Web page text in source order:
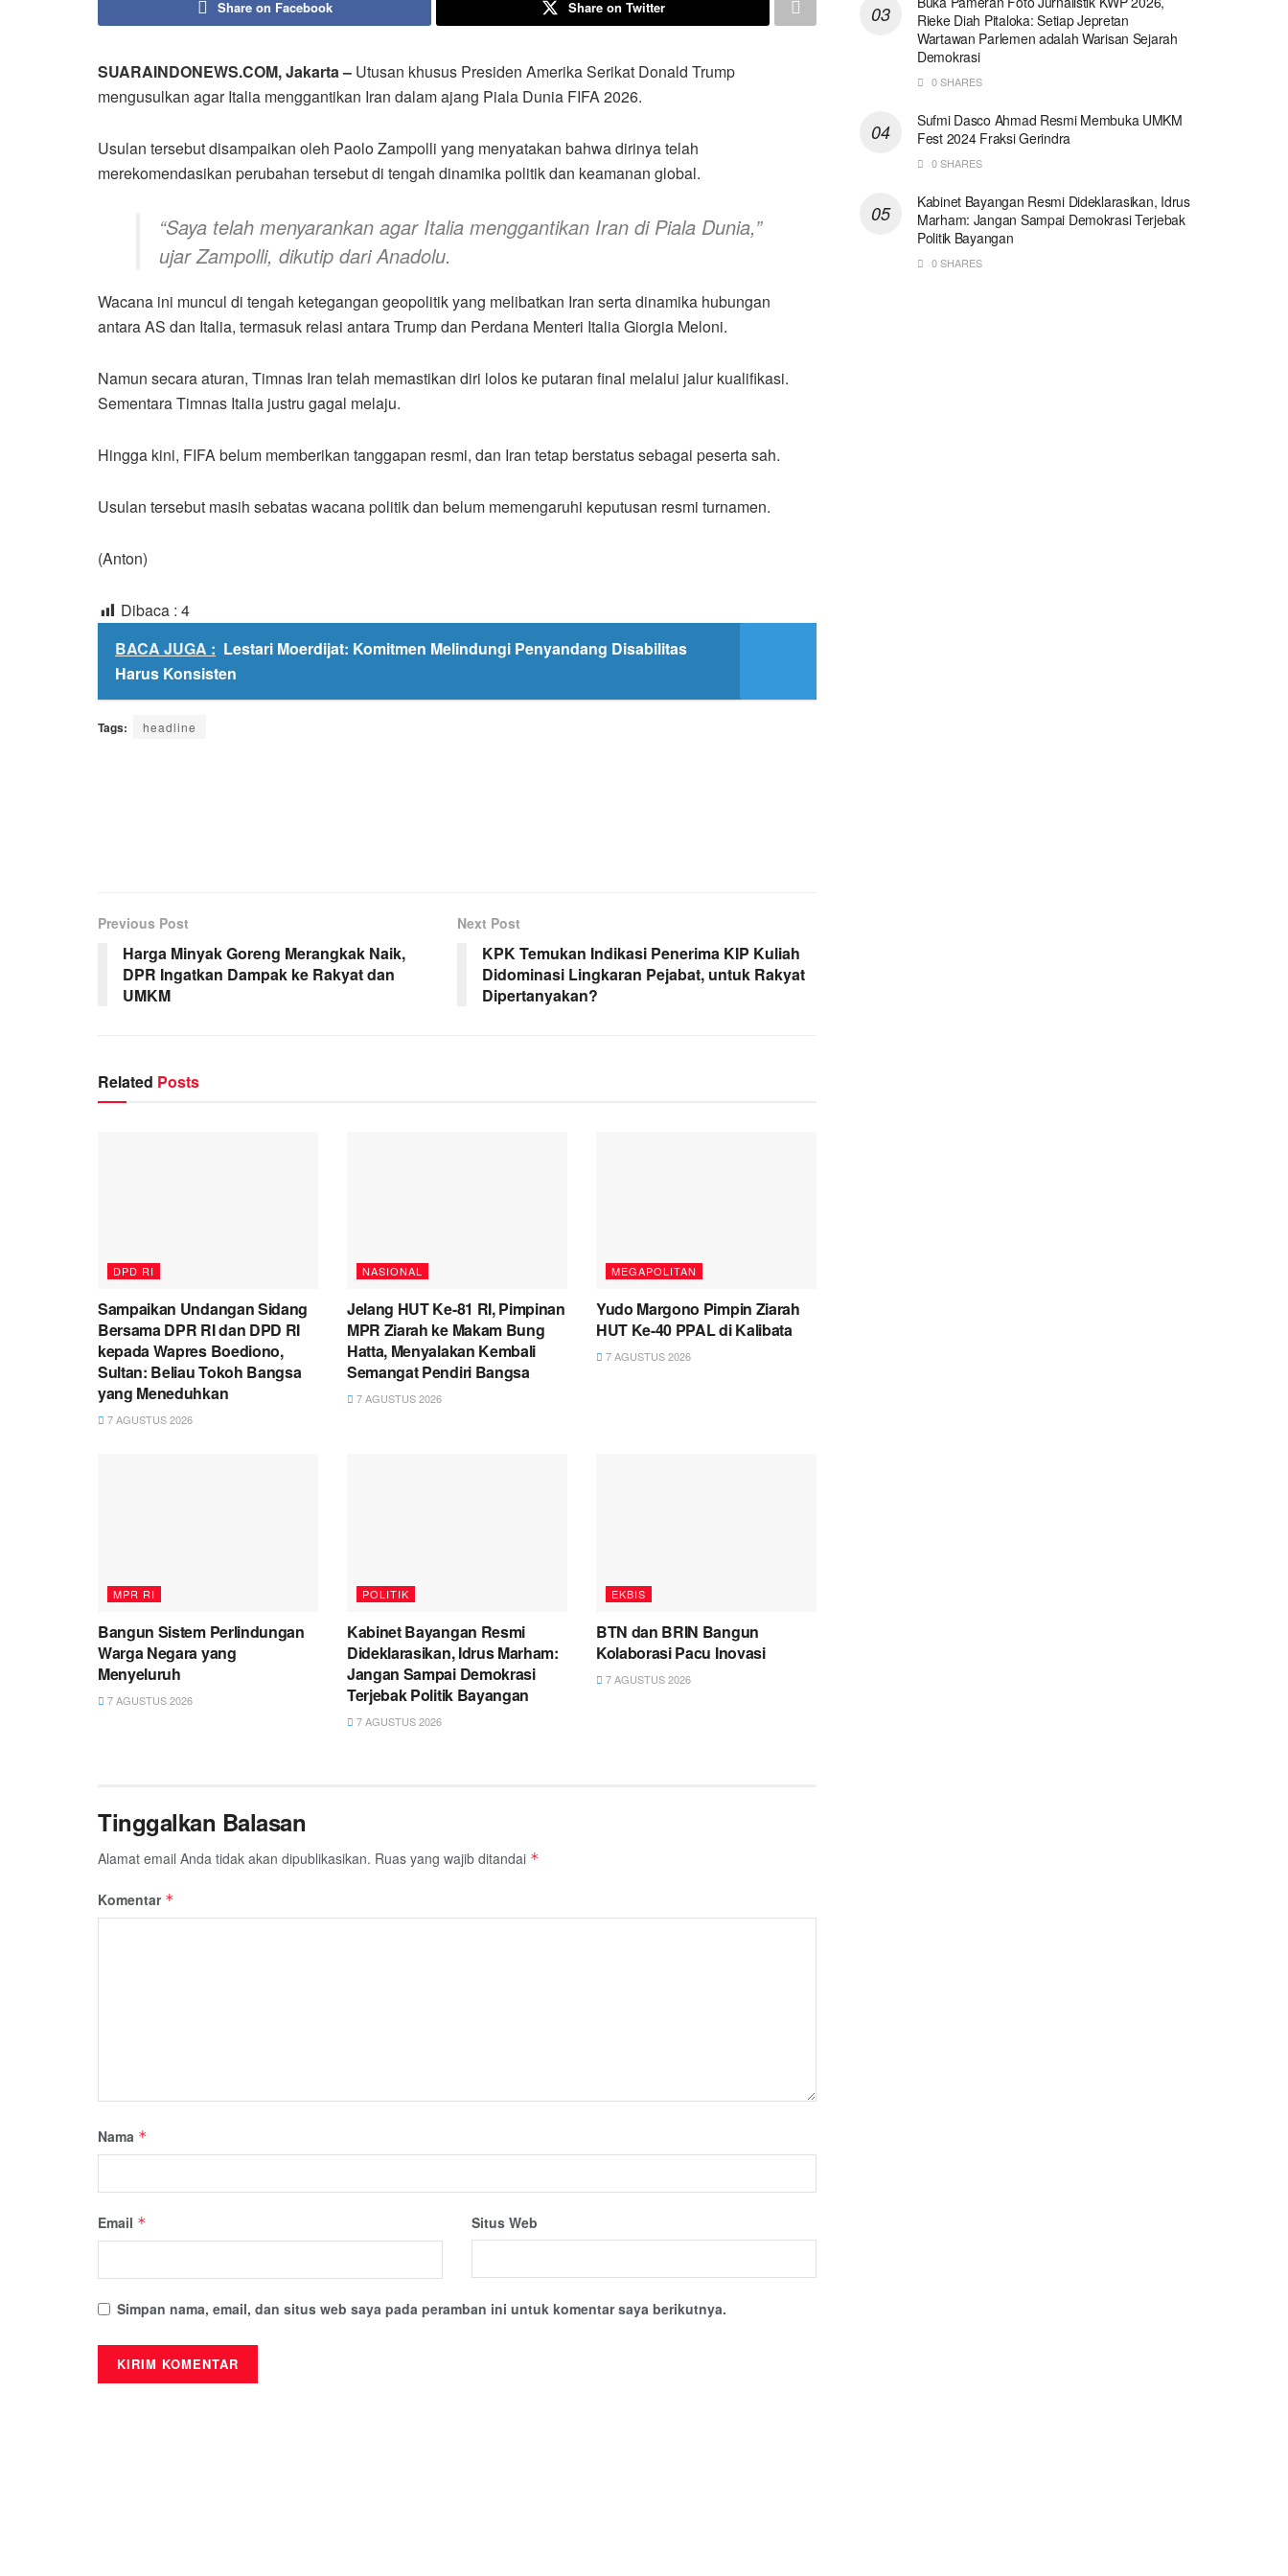
Share on Facebook Share on Twitter
SUARAINDONEWS.COM, Jakarta – Utusan khusus Presiden Amerika Serikat Donald Trump
mengusulkan agar Italia menggantikan Iran dalam ajang Piala Dunia FIFA 2026.
Usulan tersebut disampaikan oleh Paolo Zampolli yang menyatakan bahwa dirinya telah
merekomendasikan perubahan tersebut di tengah dinamika politik dan keamanan global.
“Saya telah menyarankan agar Italia menggantikan Iran di Piala Dunia,”
ujar Zampolli, dikutip dari Anadolu.
Wacana ini muncul di tengah ketegangan geopolitik yang melibatkan Iran serta dinamika hubungan
antara AS dan Italia, termasuk relasi antara Trump dan Perdana Menteri Italia Giorgia Meloni.
Namun secara aturan, Timnas Iran telah memastikan diri lolos ke putaran final melalui jalur kualifikasi.
Sementara Timnas Italia justru gagal melaju.
Hingga kini, FIFA belum memberikan tanggapan resmi, dan Iran tetap berstatus sebagai peserta sah.
Usulan tersebut masih sebatas wacana politik dan belum memengaruhi keputusan resmi turnamen.
(Anton)
Dibaca : 4
BACA JUGA : Lestari Moerdijat: Komitmen Melindungi Penyandang Disabilitas
Harus Konsisten
Tags: headline
Previous Post
Harga Minyak Goreng Merangkak Naik,
DPR Ingatkan Dampak ke Rakyat dan
UMKM
Next Post
KPK Temukan Indikasi Penerima KIP Kuliah
Didominasi Lingkaran Pejabat, untuk Rakyat
Dipertanyakan?
Related Posts
DPD RI
Sampaikan Undangan Sidang
Bersama DPR RI dan DPD RI
kepada Wapres Boediono,
Sultan: Beliau Tokoh Bangsa
yang Meneduhkan
7 AGUSTUS 2026
NASIONAL
Jelang HUT Ke-81 RI, Pimpinan
MPR Ziarah ke Makam Bung
Hatta, Menyalakan Kembali
Semangat Pendiri Bangsa
7 AGUSTUS 2026
MEGAPOLITAN
Yudo Margono Pimpin Ziarah
HUT Ke-40 PPAL di Kalibata
7 AGUSTUS 2026
MPR RI
Bangun Sistem Perlindungan
Warga Negara yang
Menyeluruh
7 AGUSTUS 2026
POLITIK
Kabinet Bayangan Resmi
Dideklarasikan, Idrus Marham:
Jangan Sampai Demokrasi
Terjebak Politik Bayangan
7 AGUSTUS 2026
EKBIS
BTN dan BRIN Bangun
Kolaborasi Pacu Inovasi
7 AGUSTUS 2026
Tinggalkan Balasan
Alamat email Anda tidak akan dipublikasikan. Ruas yang wajib ditandai *
Komentar *
Nama *
Email * Situs Web
Simpan nama, email, dan situs web saya pada peramban ini untuk komentar saya berikutnya.
Rieke Diah Pitaloka: Setiap Jepretan
Wartawan Parlemen adalah Warisan Sejarah
Demokrasi
0 SHARES
Sufmi Dasco Ahmad Resmi Membuka UMKM
Fest 2024 Fraksi Gerindra
0 SHARES
Kabinet Bayangan Resmi Dideklarasikan, Idrus
Marham: Jangan Sampai Demokrasi Terjebak
Politik Bayangan
0 SHARES